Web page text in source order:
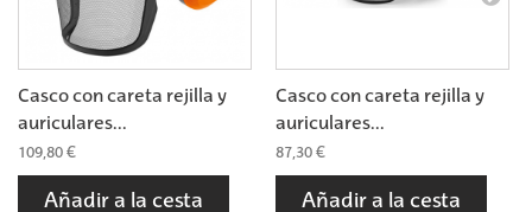
Casco con careta rejilla y
auriculares...
109,80 €
Añadir a la cesta
Casco con careta rejilla y
auriculares...
87,30 €
Añadir a la cesta